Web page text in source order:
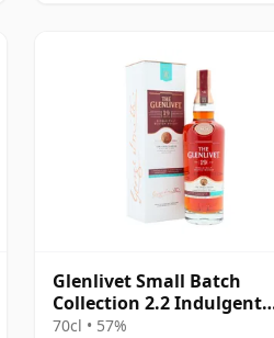
Glenlivet Small Batch
Collection 2.2 Indulgent
Chocolate Sin 19 Jahre alt
70cl • 57%